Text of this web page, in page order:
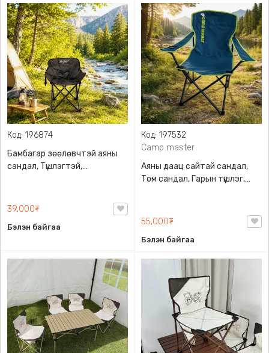
Код: 196874
Бамбагар зөөлөвчтэй аяны
сандал, Түшлэгтэй,
халаастай, 120 кг даацтай
39,000₮
Бэлэн байгаа
Код: 197532
Camp master
Аяны даац сайтай сандал,
Том сандал, Гарын түшлэг,
Бариултай ууттай , Camp
55,000₮
Бэлэн байгаа